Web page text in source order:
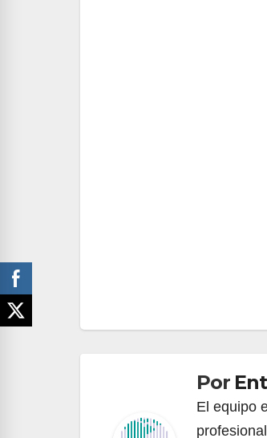
de
entradas
Por
El equipo